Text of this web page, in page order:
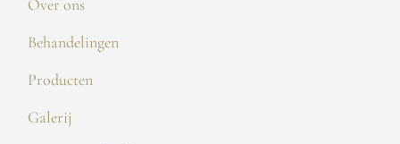
Over ons
Behandelingen
Producten
Galerij